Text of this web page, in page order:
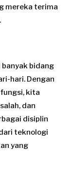
mereka terima
banyak bidang
hari. Dengan
kita
dan
disiplin
teknologi
yang